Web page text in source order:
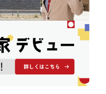
土地情報